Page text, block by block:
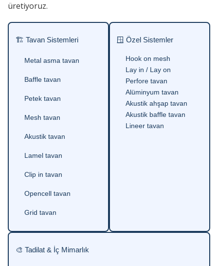
üretiyoruz.
🏗 Tavan Sistemleri
Metal asma tavan
Baffle tavan
Petek tavan
Mesh tavan
Akustik tavan
Lamel tavan
Clip in tavan
Opencell tavan
Grid tavan
🪟 Özel Sistemler
Hook on mesh
Lay in / Lay on
Perfore tavan
Alüminyum tavan
Akustik ahşap tavan
Akustik baffle tavan
Lineer tavan
🎨 Tadilat & İç Mimarlık